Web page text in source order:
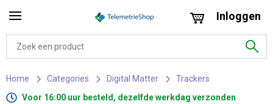
Inloggen
Home Categories Digital Matter
Trackers
Voor 16:00 uur besteld, dezelfde werkdag verzonden